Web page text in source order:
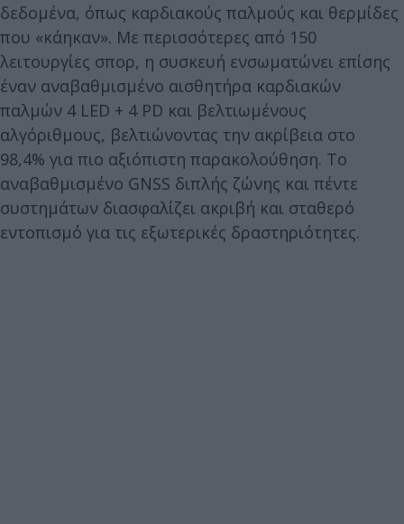
δεδομένα, όπως καρδιακούς παλμούς και θερμίδες
που «κάηκαν». Με περισσότερες από 150
λειτουργίες σπορ, η συσκευή ενσωματώνει επίσης
έναν αναβαθμισμένο αισθητήρα καρδιακών
παλμών 4 LED + 4 PD και βελτιωμένους
αλγόριθμους, βελτιώνοντας την ακρίβεια στο
98,4% για πιο αξιόπιστη παρακολούθηση. Το
αναβαθμισμένο GNSS διπλής ζώνης και πέντε
συστημάτων διασφαλίζει ακριβή και σταθερό
εντοπισμό για τις εξωτερικές δραστηριότητες.